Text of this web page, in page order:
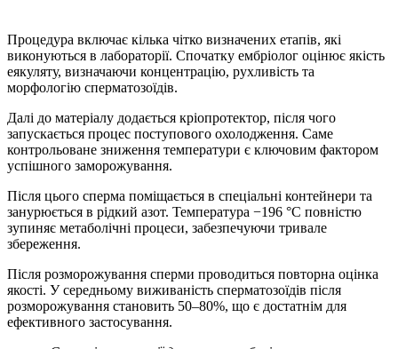
Процедура включає кілька чітко визначених етапів, які
виконуються в лабораторії. Спочатку ембріолог оцінює якість
еякуляту, визначаючи концентрацію, рухливість та
морфологію сперматозоїдів.
Далі до матеріалу додається кріопротектор, після чого
запускається процес поступового охолодження. Саме
контрольоване зниження температури є ключовим фактором
успішного заморожування.
Після цього сперма поміщається в спеціальні контейнери та
занурюється в рідкий азот. Температура −196 °C повністю
зупиняє метаболічні процеси, забезпечуючи тривале
збереження.
Після розморожування сперми проводиться повторна оцінка
якості. У середньому виживаність сперматозоїдів після
розморожування становить 50–80%, що є достатнім для
ефективного застосування.